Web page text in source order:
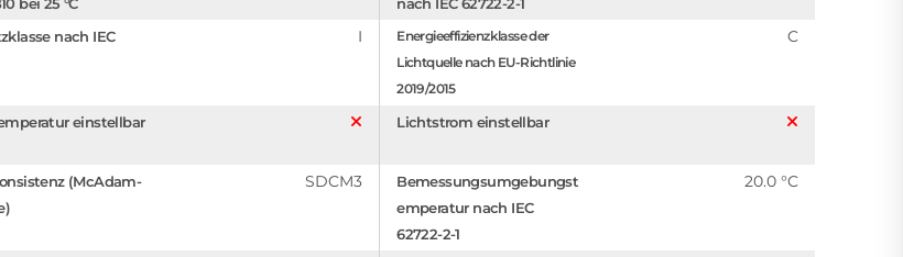
nach IEC
I
Energieeffizienzklasse der
Lichtquelle nach EU-Richtlinie
2019/2015
C
einstellbar Lichtstrom einstellbar
(McAdam-
SDCM3
Bemessungsumgebungst
emperatur nach IEC
62722-2-1
20.0 °C